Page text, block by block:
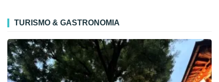
TURISMO & GASTRONOMIA